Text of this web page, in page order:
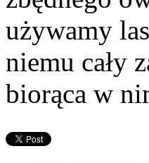
używamy
niemu cały
biorąca w